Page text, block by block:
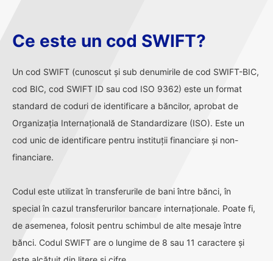
Ce este un cod SWIFT?
Un cod SWIFT (cunoscut și sub denumirile de cod SWIFT-BIC,
cod BIC, cod SWIFT ID sau cod ISO 9362) este un format
standard de coduri de identificare a băncilor, aprobat de
Organizația Internațională de Standardizare (ISO). Este un
cod unic de identificare pentru instituții financiare și non-
financiare.
Codul este utilizat în transferurile de bani între bănci, în
special în cazul transferurilor bancare internaționale. Poate fi,
de asemenea, folosit pentru schimbul de alte mesaje între
bănci. Codul SWIFT are o lungime de 8 sau 11 caractere și